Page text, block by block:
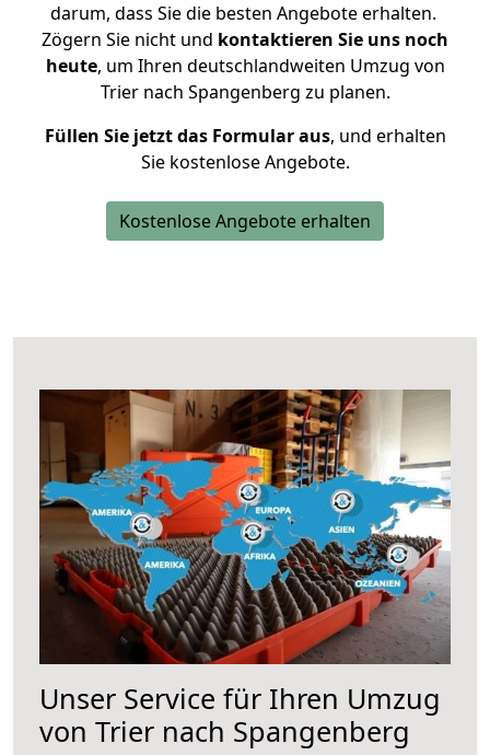
darum, dass Sie die besten Angebote erhalten.
Zögern Sie nicht und kontaktieren Sie uns noch
heute, um Ihren deutschlandweiten Umzug von
Trier nach Spangenberg zu planen.
Füllen Sie jetzt das Formular aus, und erhalten
Sie kostenlose Angebote.
Kostenlose Angebote erhalten
Unser Service für Ihren Umzug
von Trier nach Spangenberg